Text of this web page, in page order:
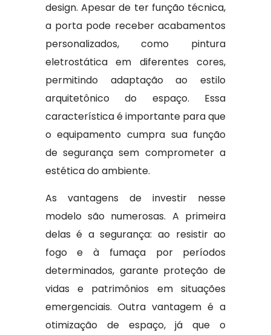
design. Apesar de ter função técnica,
a porta pode receber acabamentos
personalizados, como pintura
eletrostática em diferentes cores,
permitindo adaptação ao estilo
arquitetônico do espaço. Essa
característica é importante para que
o equipamento cumpra sua função
de segurança sem comprometer a
estética do ambiente.
As vantagens de investir nesse
modelo são numerosas. A primeira
delas é a segurança: ao resistir ao
fogo e à fumaça por períodos
determinados, garante proteção de
vidas e patrimônios em situações
emergenciais. Outra vantagem é a
otimização de espaço, já que o